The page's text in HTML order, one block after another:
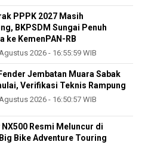
PPPK 2027 Masih
BKPSDM Sungai Penuh
ke KemenPAN-RB
2026 - 16:55:59 WIB
Jembatan Muara Sabak
Verifikasi Teknis Rampung
2026 - 16:50:57 WIB
NX500 Resmi Meluncur di
Bike Adventure Touring